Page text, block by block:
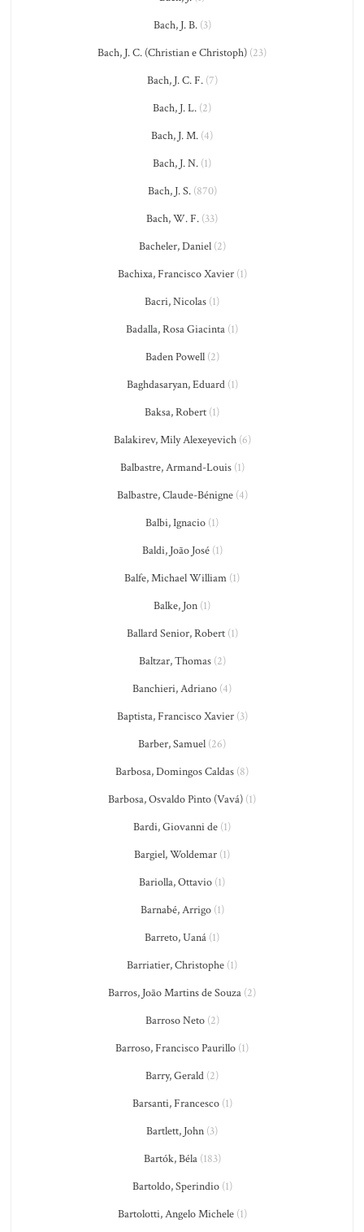
Bach, J. B.(3)
Bach, J. C. (Christian e Christoph) (23)
Bach, J. C. F.(7)
Bach, J. L. (2)
Bach, J. M. (4)
Bach, J. N. (1)
Bach, J. S.(870)
Bach, W. F. (33)
Bacheler, Daniel(2)
Bachixa, Francisco Xavier(1)
Bacri, Nicolas (1)
Badalla, Rosa Giacinta (1)
Baden Powell(2)
Baghdasaryan, Eduard(1)
Baksa, Robert (1)
Balakirev, Mily Alexeyevich(6)
Balbastre, Armand-Louis(1)
Balbastre, Claude-Bénigne(4)
Balbi, Ignacio (1)
Baldi, João José(1)
Balfe, Michael William (1)
Balke, Jon (1)
Ballard Senior, Robert(1)
Baltzar, Thomas(2)
Banchieri, Adriano (4)
Baptista, Francisco Xavier(3)
Barber, Samuel (26)
Barbosa, Domingos Caldas (8)
Barbosa, Osvaldo Pinto (Vavá) (1)
Bardi, Giovanni de (1)
Bargiel, Woldemar (1)
Bariolla, Ottavio (1)
Barnabé, Arrigo(1)
Barreto, Uaná (1)
Barriatier, Christophe (1)
Barros, João Martins de Souza (2)
Barroso Neto(2)
Barroso, Francisco Paurillo (1)
Barry, Gerald (2)
Barsanti, Francesco(1)
Bartlett, John (3)
Bartók, Béla(183)
Bartoldo, Sperindio(1)
Bartolotti, Angelo Michele(1)